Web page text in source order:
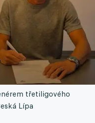
třetiligového
Lípa